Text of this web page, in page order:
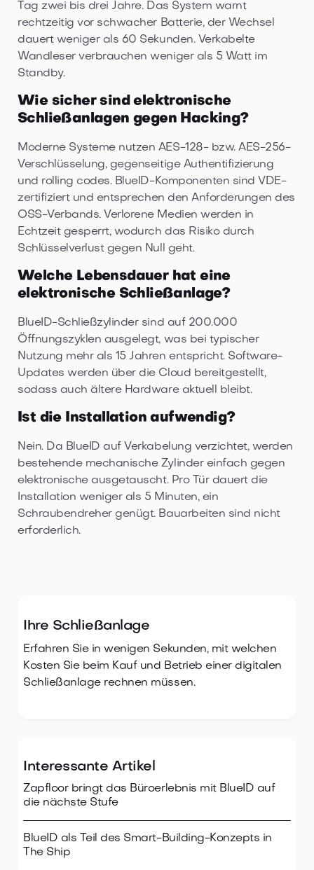
Tag zwei bis drei Jahre. Das System warnt
rechtzeitig vor schwacher Batterie, der Wechsel
dauert weniger als 60 Sekunden. Verkabelte
Wandleser verbrauchen weniger als 5 Watt im
Standby.
Wie sicher sind elektronische
Schließanlagen gegen Hacking?
Moderne Systeme nutzen AES-128- bzw. AES-256-
Verschlüsselung, gegenseitige Authentifizierung
und rolling codes. BlueID-Komponenten sind VDE-
zertifiziert und entsprechen den Anforderungen des
OSS-Verbands. Verlorene Medien werden in
Echtzeit gesperrt, wodurch das Risiko durch
Schlüsselverlust gegen Null geht.
Welche Lebensdauer hat eine
elektronische Schließanlage?
BlueID-Schließzylinder sind auf 200.000
Öffnungszyklen ausgelegt, was bei typischer
Nutzung mehr als 15 Jahren entspricht. Software-
Updates werden über die Cloud bereitgestellt,
sodass auch ältere Hardware aktuell bleibt.
Ist die Installation aufwendig?
Nein. Da BlueID auf Verkabelung verzichtet, werden
bestehende mechanische Zylinder einfach gegen
elektronische ausgetauscht. Pro Tür dauert die
Installation weniger als 5 Minuten, ein
Schraubendreher genügt. Bauarbeiten sind nicht
erforderlich.
Ihre Schließanlage
Erfahren Sie in wenigen Sekunden, mit welchen
Kosten Sie beim Kauf und Betrieb einer digitalen
Schließanlage rechnen müssen.
Interessante Artikel
Zapfloor bringt das Büroerlebnis mit BlueID auf
die nächste Stufe
BlueID als Teil des Smart-Building-Konzepts in
The Ship